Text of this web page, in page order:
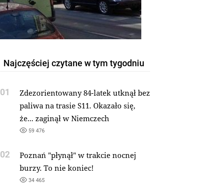
Najczęściej czytane w tym tygodniu
01
Zdezorientowany 84-latek utknął bez
paliwa na trasie S11. Okazało się,
że... zaginął w Niemczech
59 476
02
Poznań "płynął" w trakcie nocnej
burzy. To nie koniec!
34 465